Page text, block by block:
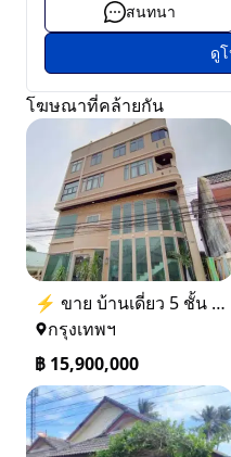
สนทนา
ดู
โฆษณาที่คล้ายกัน
⚡ ขาย บ้านเดี่ยว 5 ชั้น ซอย ประชาชื่น 14 ใกล้ BTS
กรุงเทพฯ
฿ 15,900,000